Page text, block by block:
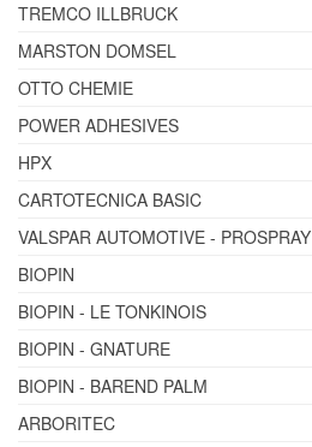
TREMCO ILLBRUCK
MARSTON DOMSEL
OTTO CHEMIE
POWER ADHESIVES
HPX
CARTOTECNICA BASIC
VALSPAR AUTOMOTIVE - PROSPRAY
BIOPIN
BIOPIN - LE TONKINOIS
BIOPIN - GNATURE
BIOPIN - BAREND PALM
ARBORITEC